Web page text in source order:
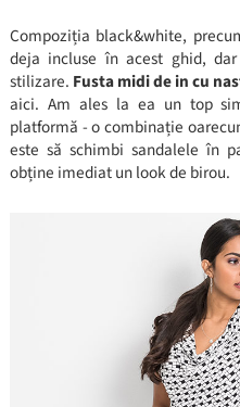
Compoziția black&white,
deja incluse în acest ghid,
stilizare. Fusta midi de in cu
aici. Am ales la ea un top
platformă - o combinație
este să schimbi sandalele în
obține imediat un look de birou.